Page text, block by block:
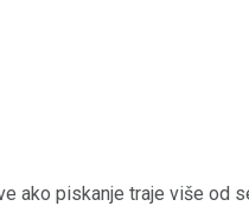
ako piskanje traje više od